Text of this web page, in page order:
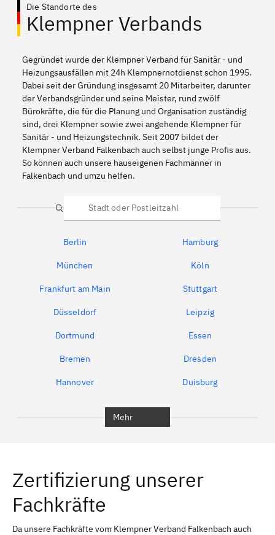
Die Standorte des
Klempner Verbands
Gegründet wurde der Klempner Verband für Sanitär - und
Heizungsausfällen mit 24h Klempnernotdienst schon 1995.
Dabei seit der Gründung insgesamt 20 Mitarbeiter, darunter
der Verbandsgründer und seine Meister, rund zwölf
Bürokräfte, die für die Planung und Organisation zuständig
sind, drei Klempner sowie zwei angehende Klempner für
Sanitär - und Heizungstechnik. Seit 2007 bildet der
Klempner Verband Falkenbach auch selbst junge Profis aus.
So können auch unsere hauseigenen Fachmänner in
Falkenbach und umzu helfen.
Suche
Berlin Hamburg
München Köln
Frankfurt am Main Stuttgart
Düsseldorf Leipzig
Dortmund Essen
Bremen Dresden
Hannover Duisburg
Erlangen Bamberg
Bayreuth
Mehr
Zertifizierung unserer
Fachkräfte
Da unsere Fachkräfte vom Klempner Verband Falkenbach auch